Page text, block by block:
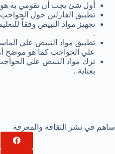
أول شئ يجب أن تقومي به
تطبيق الفازلين حول
تجهيز مواد التبيض وفقاً
.
تطبيق مواد التبيض علي
علي الحواجب كما هو موضح
ترك مواد التبيض علي
بعناية .
ساهم في نشر الثقافة والمعرفة